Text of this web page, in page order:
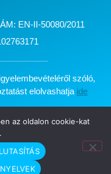
EN-II-50080/2011
szóló,
elolvashatja ide
Biztosítási Alkusz Kft.
az oldalon cookie-kat